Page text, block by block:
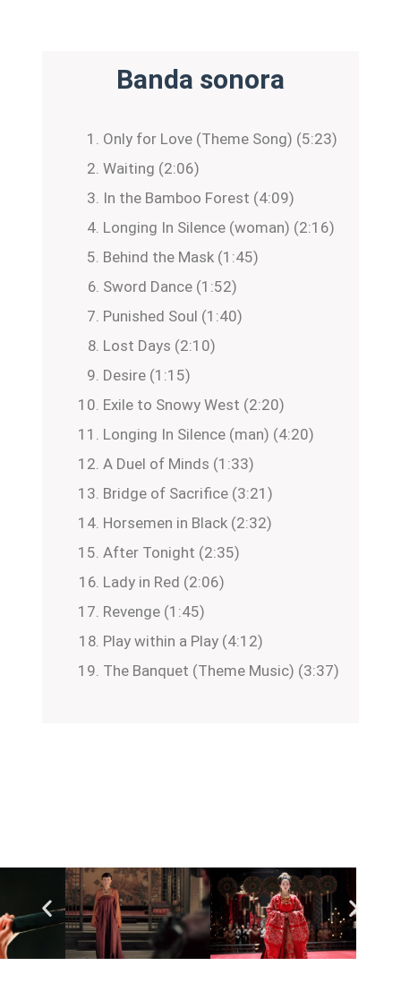
Banda sonora
Only for Love (Theme Song) (5:23)
Waiting (2:06)
In the Bamboo Forest (4:09)
Longing In Silence (woman) (2:16)
Behind the Mask (1:45)
Sword Dance (1:52)
Punished Soul (1:40)
Lost Days (2:10)
Desire (1:15)
Exile to Snowy West (2:20)
Longing In Silence (man) (4:20)
A Duel of Minds (1:33)
Bridge of Sacrifice (3:21)
Horsemen in Black (2:32)
After Tonight (2:35)
Lady in Red (2:06)
Revenge (1:45)
Play within a Play (4:12)
The Banquet (Theme Music) (3:37)